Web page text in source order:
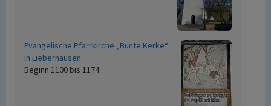
Evangelische Pfarrkirche „Bunte Kerke“
in Lieberhausen
Beginn 1100 bis 1174